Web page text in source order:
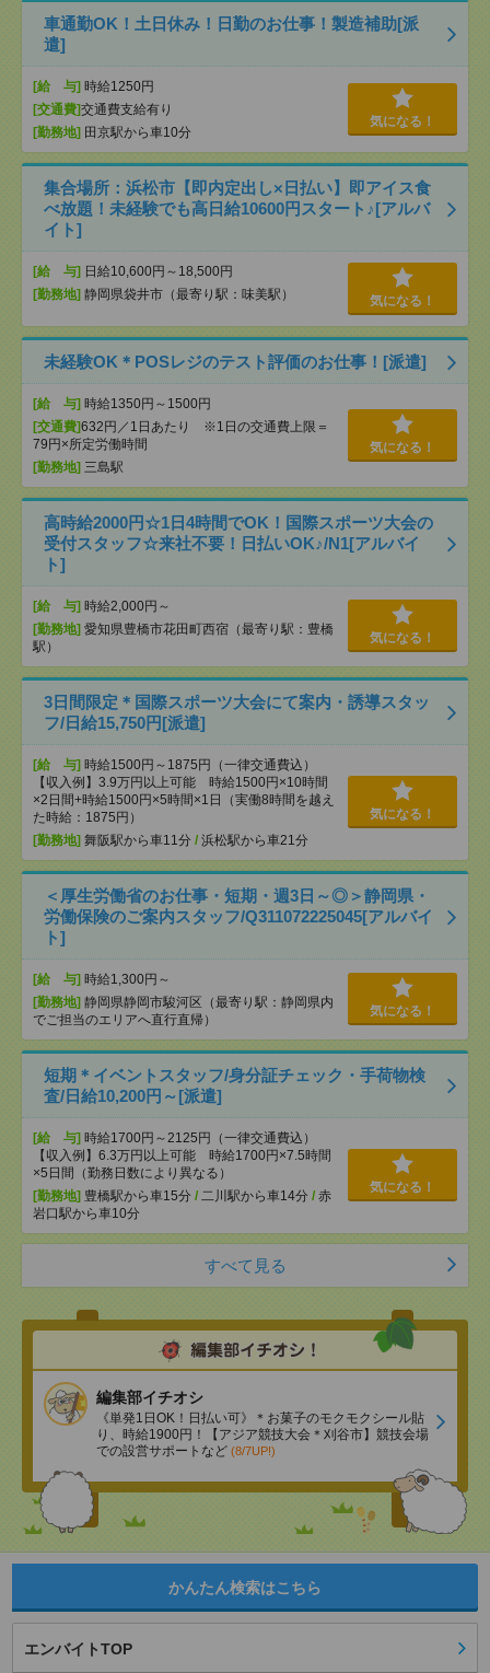
車通勤OK！土日休み！日勤のお仕事！製造補助[派
遣]
[給 与] 時給1250円
[交通費]交通費支給有り
[勤務地] 田京駅から車10分
気になる！
集合場所：浜松市【即内定出し×日払い】即アイス食
べ放題！未経験でも高日給10600円スタート♪[アルバ
イト]
[給 与] 日給10,600円～18,500円
[勤務地] 静岡県袋井市（最寄り駅：味美駅） 気になる！
未経験OK＊POSレジのテスト評価のお仕事！[派遣]
[給 与] 時給1350円～1500円
[交通費]632円／1日あたり ※1日の交通費上限＝
79円×所定労働時間
[勤務地] 三島駅
気になる！
高時給2000円☆1日4時間でOK！国際スポーツ大会の
受付スタッフ☆来社不要！日払いOK♪/N1[アルバイ
ト]
[給 与] 時給2,000円～
[勤務地] 愛知県豊橋市花田町西宿（最寄り駅：豊橋
駅）
気になる！
3日間限定＊国際スポーツ大会にて案内・誘導スタッ
フ/日給15,750円[派遣]
[給 与] 時給1500円～1875円（一律交通費込）
【収入例】3.9万円以上可能 時給1500円×10時間
×2日間+時給1500円×5時間×1日（実働8時間を越え
た時給：1875円）
[勤務地] 舞阪駅から車11分 / 浜松駅から車21分
気になる！
＜厚生労働省のお仕事・短期・週3日～◎＞静岡県・
労働保険のご案内スタッフ/Q311072225045[アルバイ
ト]
[給 与] 時給1,300円～
[勤務地] 静岡県静岡市駿河区（最寄り駅：静岡県内
でご担当のエリアへ直行直帰）
気になる！
短期＊イベントスタッフ/身分証チェック・手荷物検
査/日給10,200円～[派遣]
[給 与] 時給1700円～2125円（一律交通費込）
【収入例】6.3万円以上可能 時給1700円×7.5時間
×5日間（勤務日数により異なる）
[勤務地] 豊橋駅から車15分 / 二川駅から車14分 / 赤
岩口駅から車10分
気になる！
すべて見る
編集部イチオシ
《単発1日OK！日払い可》＊お菓子のモクモクシール貼
り、時給1900円！【アジア競技大会＊刈谷市】競技会場
での設営サポートなど (8/7UP!)
かんたん検索はこちら
エンバイトTOP